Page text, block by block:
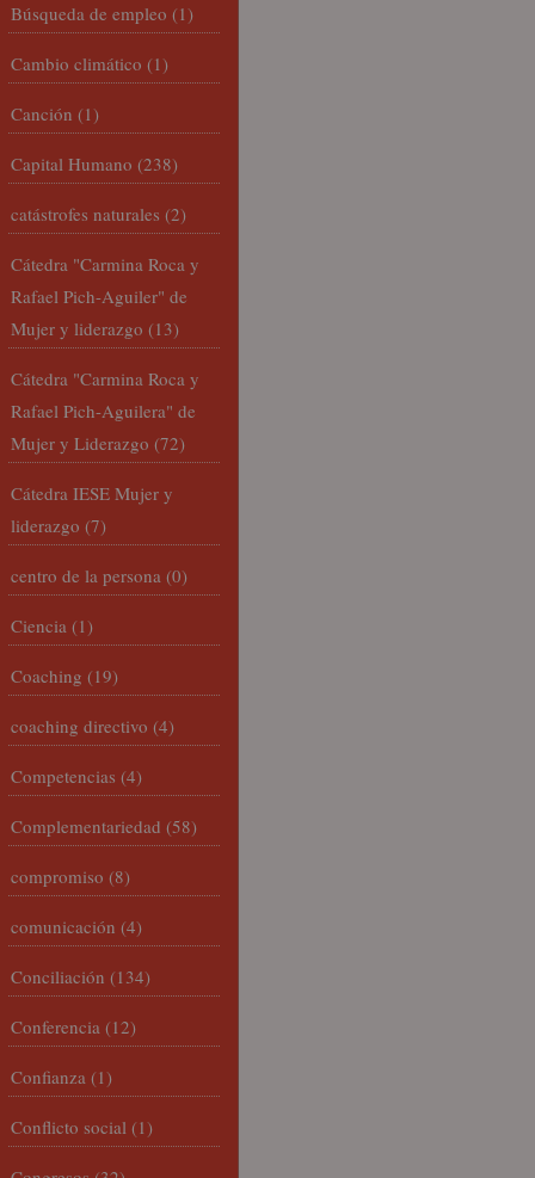
Búsqueda de empleo (1)
Cambio climático (1)
Canción (1)
Capital Humano (238)
catástrofes naturales (2)
Cátedra "Carmina Roca y
Rafael Pich-Aguiler" de
Mujer y liderazgo (13)
Cátedra "Carmina Roca y
Rafael Pich-Aguilera" de
Mujer y Liderazgo (72)
Cátedra IESE Mujer y
liderazgo (7)
centro de la persona (0)
Ciencia (1)
Coaching (19)
coaching directivo (4)
Competencias (4)
Complementariedad (58)
compromiso (8)
comunicación (4)
Conciliación (134)
Conferencia (12)
Confianza (1)
Conflicto social (1)